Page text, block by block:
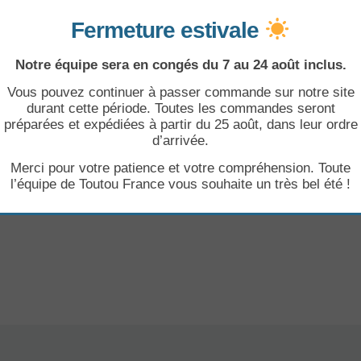
plus saine.
Océanic’Boo redonne au poil brillance et légèreté.
plus qu’un simple soin : une véritable cure marine qui allie
et d’algues rouges, argile marine, émulsifiants d’origine
pin
écartant le poil. Laisser agir 10 à 20 minutes. Rincer à
Fermeture estivale
Notre équipe sera en congés du 7 au 24 août inclus.
Vous pouvez continuer à passer commande sur notre site
durant cette période. Toutes les commandes seront
préparées et expédiées à partir du 25 août, dans leur ordre
d’arrivée.
Merci pour votre patience et votre compréhension. Toute
l’équipe de Toutou France vous souhaite un très bel été !